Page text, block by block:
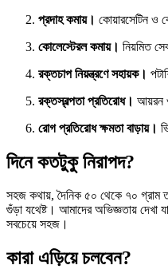
প্রদাহ কমায়। কোয়ারসেটিন ও
কোলেস্টেরল কমায়। নিয়মিত
রক্তচাপ নিয়ন্ত্রণে সহায়ক।
রক্তস্বল্পতা প্রতিরোধ। আয়রন
রোগ প্রতিরোধ ক্ষমতা বাড়ায়।
দিনে কতটুকু নিরাপদ?
সহজ কথায়, দৈনিক ৫০ থেকে ৭০ গ্রাম
গুঁড়া যথেষ্ট। আমাদের অভিজ্ঞতায় দেখা
সবচেয়ে সহজ।
কারা এড়িয়ে চলবেন?